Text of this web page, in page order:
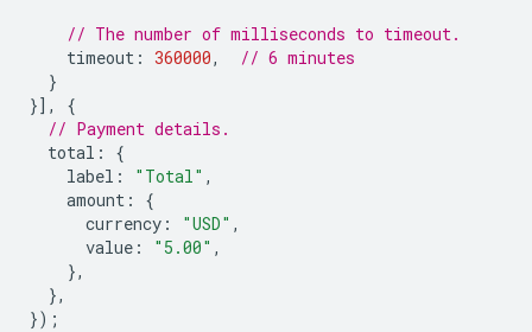
// The number of milliseconds to timeout.
timeout : 360000,
// 6 minutes
}
}],
{
// Payment details.
total :
{
label : "Total" ,
amount :
{
currency : "USD" ,
value : "5.00" ,
},
},
});